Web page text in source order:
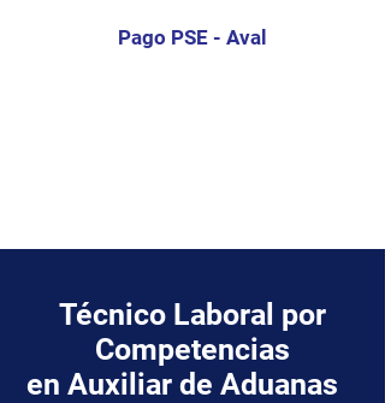
Pago PSE - Aval
Técnico Laboral por
Competencias
en Auxiliar de Aduanas